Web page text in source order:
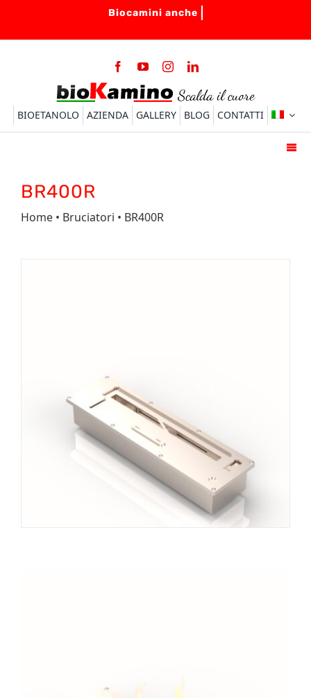
contenuto
BIOETANOLO AZIENDA GALLERY BLOG CONTATTI
BIOCAMINI
BR400R
Home • Bruciatori • BR400R